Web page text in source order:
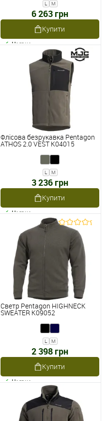
L M
6 263 грн
Купити
Наявне
Флісова безрукавка Pentagon
ATHOS 2.0 VEST K04015
L M
3 236 грн
Купити
Наявне
Светр Pentagon HIGHNECK
SWEATER K09052
L M
2 398 грн
Купити
Наявне